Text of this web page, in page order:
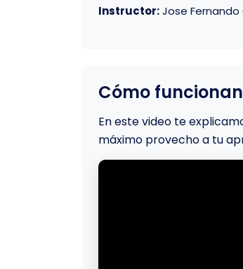
Instructor:Jose Fernando
Cómo
En este video te
máximo provecho a tu